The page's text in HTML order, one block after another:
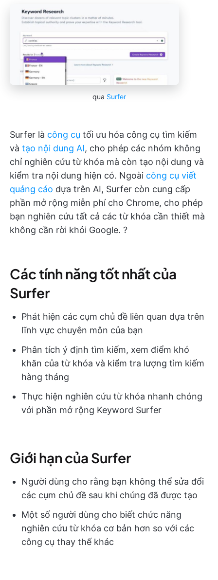
qua Surfer
Surfer là công cụ tối ưu hóa công cụ tìm kiếm
và tạo nội dung AI, cho phép các nhóm không
chỉ nghiên cứu từ khóa mà còn tạo nội dung và
kiểm tra nội dung hiện có. Ngoài công cụ viết
quảng cáo dựa trên AI, Surfer còn cung cấp
phần mở rộng miễn phí cho Chrome, cho phép
bạn nghiên cứu tất cả các từ khóa cần thiết mà
không cần rời khỏi Google. ?
Các tính năng tốt nhất của
Surfer
Phát hiện các cụm chủ đề liên quan dựa trên
lĩnh vực chuyên môn của bạn
Phân tích ý định tìm kiếm, xem điểm khó
khăn của từ khóa và kiểm tra lượng tìm kiếm
hàng tháng
Thực hiện nghiên cứu từ khóa nhanh chóng
với phần mở rộng Keyword Surfer
Giới hạn của Surfer
Người dùng cho rằng bạn không thể sửa đổi
các cụm chủ đề sau khi chúng đã được tạo
Một số người dùng cho biết chức năng
nghiên cứu từ khóa cơ bản hơn so với các
công cụ thay thế khác